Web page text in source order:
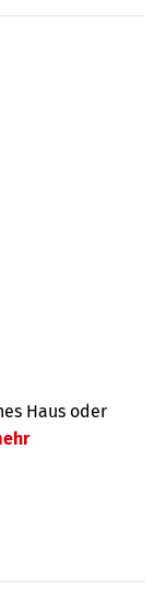
Haus oder